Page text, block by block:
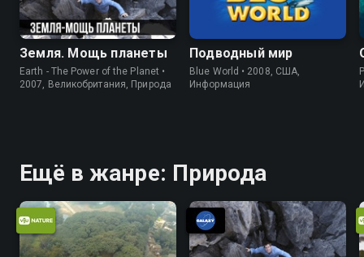
Земля. Мощь планеты
Earth - The Power of the Planet •
2007, Великобритания, Природа
Подводный мир
Blue World • 2008, США,
Информация
Ещё в жанре: Природа